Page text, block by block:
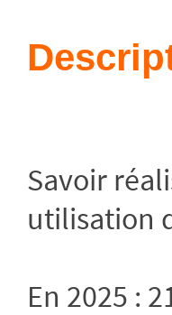
Savoir
utilisation
En 2025 :